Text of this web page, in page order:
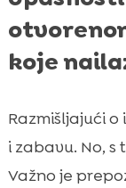
koje
Razmišljajući
i zabavu. No, s
Važno je